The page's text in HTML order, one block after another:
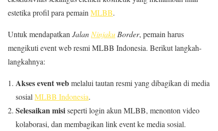
estetika profil para pemain MLBB.
Untuk mendapatkan Jalan Ninjaku Border, pemain harus
mengikuti event web resmi MLBB Indonesia. Berikut langkah-
langkahnya:
Akses event webmelalui tautan resmi yang dibagikan di media
sosial MLBB Indonesia.
Selesaikan misiseperti login akun MLBB, menonton video
kolaborasi, dan membagikan link event ke media sosial.